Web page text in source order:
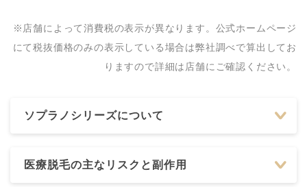
※店舗によって消費税の表示が異なります。公式ホームページ
にて税抜価格のみの表示している場合は弊社調べで算出してお
りますので詳細は店舗にご確認ください。
ソプラノシリーズについて
医療脱毛の主なリスクと副作用